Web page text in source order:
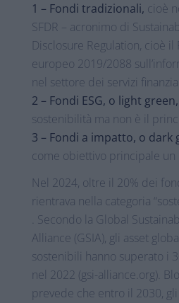
1 – Fondi tradizionali, cioè
SFDR – acronimo di
Disclosure Regulation, cioè il
europeo 2019/2088
nel settore dei servizi
2 – Fondi ESG, o light green,
sostenibilità ma non è il
3 – Fondi a impatto, o dark
come obiettivo principale un
Nel 2024, oltre il 20% dei
rientrava nella categoria
. Secondo la Global
Alliance (GSIA), gli asset
sostenibili hanno superato i
nel 2022 (gsi-alliance.org).
prevede che entro il 2030, gli